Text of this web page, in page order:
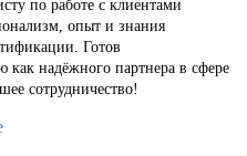
по работе с клиентами
опыт и знания
Готов
как надёжного партнера в сфере
сотрудничество!